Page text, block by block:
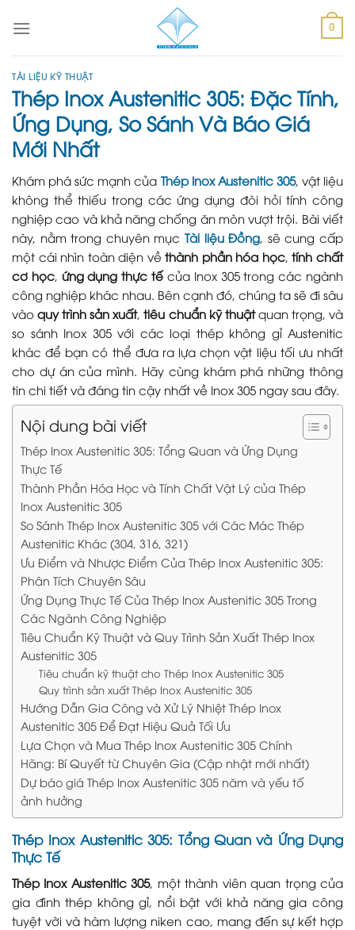
0
TÀI LIỆU KỸ THUẬT
Thép Inox Austenitic 305: Đặc Tính,
Ứng Dụng, So Sánh Và Báo Giá
Mới Nhất
Khám phá sức mạnh của Thép Inox Austenitic 305, vật liệu
không thể thiếu trong các ứng dụng đòi hỏi tính công
nghiệp cao và khả năng chống ăn mòn vượt trội. Bài viết
này, nằm trong chuyên mục Tài liệu Đồng, sẽ cung cấp
một cái nhìn toàn diện vềthành phần hóa học,tính chất
cơ học, ứng dụng thực tếcủa Inox 305 trong các ngành
công nghiệp khác nhau. Bên cạnh đó, chúng ta sẽ đi sâu
vàoquy trình sản xuất,tiêu chuẩn kỹ thuậtquan trọng, và
so sánh Inox 305 với các loại thép không gỉ Austenitic
khác để bạn có thể đưa ra lựa chọn vật liệu tối ưu nhất
cho dự án của mình. Hãy cùng khám phá những thông
tin chi tiết và đáng tin cậy nhất về Inox 305 ngay sau đây.
Nội dung bài viết
Thép Inox Austenitic 305: Tổng Quan và Ứng Dụng
Thực Tế
Thành Phần Hóa Học và Tính Chất Vật Lý của Thép
Inox Austenitic 305
So Sánh Thép Inox Austenitic 305 với Các Mác Thép
Austenitic Khác (304, 316, 321)
Ưu Điểm và Nhược Điểm Của Thép Inox Austenitic 305:
Phân Tích Chuyên Sâu
Ứng Dụng Thực Tế Của Thép Inox Austenitic 305 Trong
Các Ngành Công Nghiệp
Tiêu Chuẩn Kỹ Thuật và Quy Trình Sản Xuất Thép Inox
Austenitic 305
Tiêu chuẩn kỹ thuật cho Thép Inox Austenitic 305
Quy trình sản xuất Thép Inox Austenitic 305
Hướng Dẫn Gia Công và Xử Lý Nhiệt Thép Inox
Austenitic 305 Để Đạt Hiệu Quả Tối Ưu
Lựa Chọn và Mua Thép Inox Austenitic 305 Chính
Hãng: Bí Quyết từ Chuyên Gia (Cập nhật mới nhất)
Dự báo giá Thép Inox Austenitic 305 năm và yếu tố
ảnh hưởng
Thép Inox Austenitic 305: Tổng Quan và Ứng Dụng
Thực Tế
Thép Inox Austenitic 305, một thành viên quan trọng của
gia đình thép không gỉ, nổi bật với khả năng gia công
tuyệt vời và hàm lượng niken cao, mang đến sự kết hợp